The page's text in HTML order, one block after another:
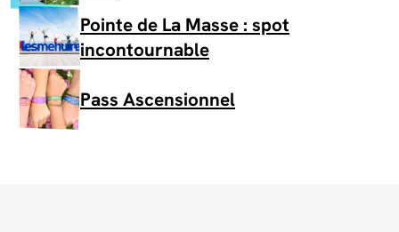
Pointe de La Masse : spot
incontournable
Pass Ascensionnel